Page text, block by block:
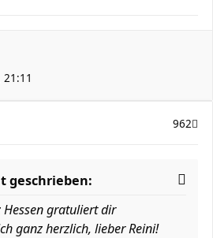
962
geschrieben:
Hessen gratuliert dir
ganz herzlich, lieber Reini!